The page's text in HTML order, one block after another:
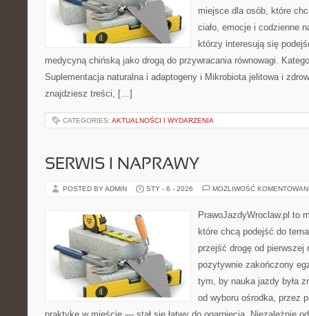
miejsce dla osób, które
ciało, emocje i codzienne
którzy interesują się
medycyną chińską jako drogą do przywracania równowagi.
Suplementacja naturalna i adaptogeny i Mikrobiota jelitowa i
znajdziesz treści, […]
CATEGORIES: AKTUALNOŚCI I WYDARZENIA
SERWIS I NAPRAWY
POSTED BY ADMIN STY - 6 - 2026 MOŻLIWOŚĆ
PrawoJazdyWroclaw.pl to
które chcą podejść do
przejść drogę od pierwszej
pozytywnie zakończony
tym, by nauka jazdy była
od wyboru ośrodka, przez